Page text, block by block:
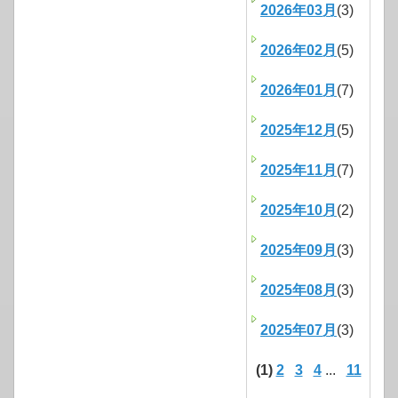
2026年03月 (3)
2026年02月 (5)
2026年01月 (7)
2025年12月 (5)
2025年11月 (7)
2025年10月 (2)
2025年09月 (3)
2025年08月 (3)
2025年07月 (3)
(1) 2 3 4... 11